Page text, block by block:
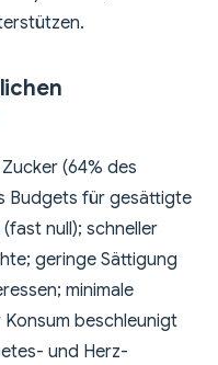
(64% des
Budgets für gesättigte
null); schneller
geringe Sättigung
minimale
beschleunigt
und Herz-